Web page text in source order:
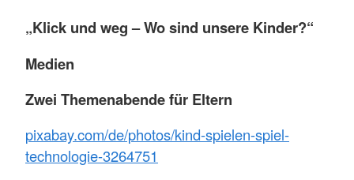
„Klick und weg – Wo sind unsere Kinder?“
Medien
Zwei Themenabende für Eltern
pixabay.com/de/photos/kind-spielen-spiel-
technologie-3264751